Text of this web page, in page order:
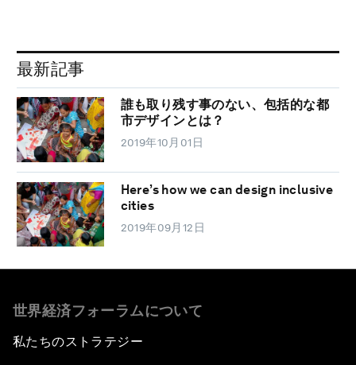
最新記事
誰も取り残す事のない、包括的な都
市デザインとは？
2019年10月01日
Here’s how we can design inclusive
cities
2019年09月12日
世界経済フォーラムについて
私たちのストラテジー